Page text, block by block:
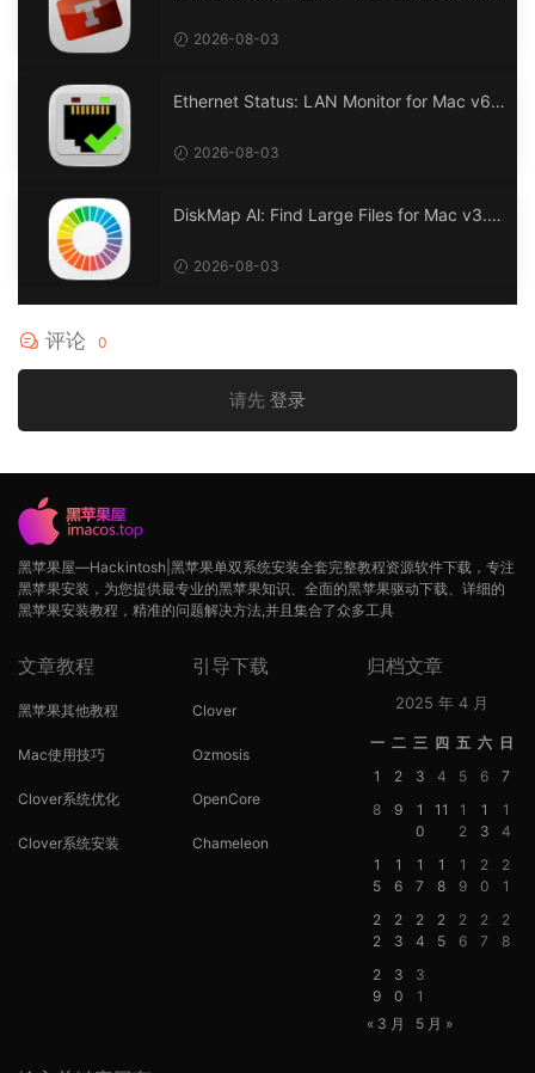
2026-08-03
Ethernet Status: LAN Monitor for Mac v6.
2026-08-03
DiskMap Al: Find Large Files for Mac v3.1
2026-08-03
评论 0
请先 登录
黑苹果屋—Hackintosh|黑苹果单双系统安装全套完整教程资源软件下载，专注
黑苹果安装，为您提供最专业的黑苹果知识、全面的黑苹果驱动下载、详细的
黑苹果安装教程，精准的问题解决方法,并且集合了众多工具
文章教程
黑苹果其他教程
Mac使用技巧
Clover系统优化
Clover系统安装
引导下载
Clover
Ozmosis
OpenCore
Chameleon
归档文章
2025 年 4 月
一 二 三 四 五 六 日
1
2 3 4 5 6
7
8
9
1
0
11
1
2
1
3
1
4
1
5
1
6
1
7
1
8
1
9
2
0
2
1
2
2
2
3
2
4
2
5
2
6
2
7
2
8
2
9
3
0
3
1
« 3 月
5 月 »